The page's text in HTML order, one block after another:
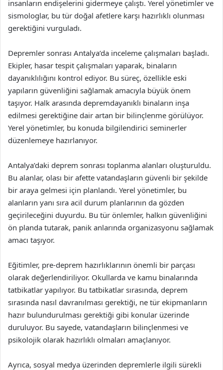
insanların endişelerini gidermeye çalıştı. Yerel yönetimler ve
sismologlar, bu tür doğal afetlere karşı hazırlıklı olunması
gerektiğini vurguladı.
Depremler sonrası Antalya’da inceleme çalışmaları başladı.
Ekipler, hasar tespit çalışmaları yaparak, binaların
dayanıklılığını kontrol ediyor. Bu süreç, özellikle eski
yapıların güvenliğini sağlamak amacıyla büyük önem
taşıyor. Halk arasında depremdayanıklı binaların inşa
edilmesi gerektiğine dair artan bir bilinçlenme görülüyor.
Yerel yönetimler, bu konuda bilgilendirici seminerler
düzenlemeye hazırlanıyor.
Antalya’daki deprem sonrası toplanma alanları oluşturuldu.
Bu alanlar, olası bir afette vatandaşların güvenli bir şekilde
bir araya gelmesi için planlandı. Yerel yönetimler, bu
alanların yanı sıra acil durum planlarının da gözden
geçirileceğini duyurdu. Bu tür önlemler, halkın güvenliğini
ön planda tutarak, panik anlarında organizasyonu sağlamak
amacı taşıyor.
Eğitimler, pre-deprem hazırlıklarının önemli bir parçası
olarak değerlendiriliyor. Okullarda ve kamu binalarında
tatbikatlar yapılıyor. Bu tatbikatlar sırasında, deprem
sırasında nasıl davranılması gerektiği, ne tür ekipmanların
hazır bulundurulması gerektiği gibi konular üzerinde
duruluyor. Bu sayede, vatandaşların bilinçlenmesi ve
psikolojik olarak hazırlıklı olmaları amaçlanıyor.
Ayrıca, sosyal medya üzerinden depremlerle ilgili sürekli